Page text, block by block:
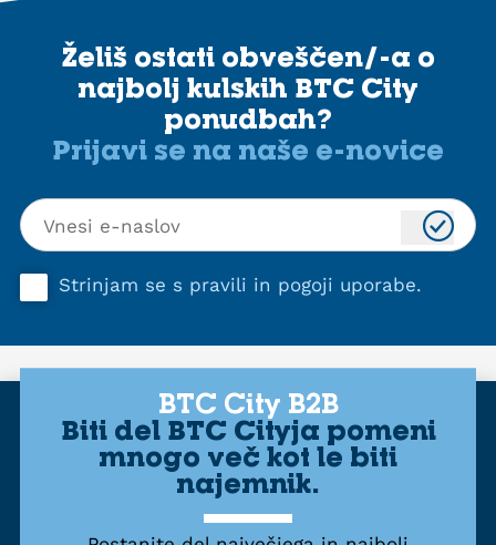
Želiš ostati obveščen/-a o
najbolj kulskih BTC City
ponudbah?
Prijavi se na naše e-novice
Strinjam se s pravili in pogoji uporabe.
BTC City B2B
Biti del BTC Cityja pomeni
mnogo več kot le biti
najemnik.